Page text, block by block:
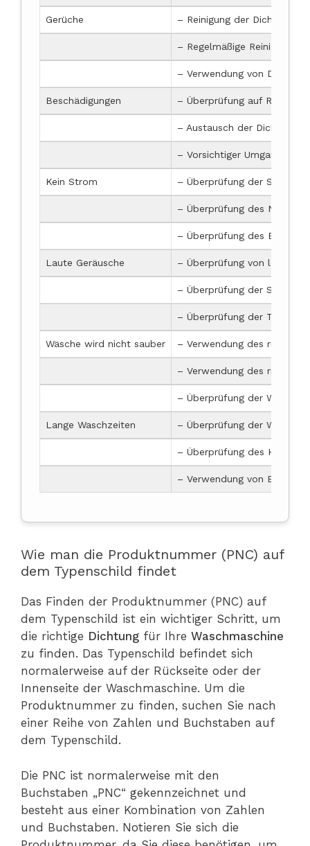
Gerüche – Reinigung der Dichtung
– Regelmäßige Reinigung
– Verwendung von
Beschädigungen – Überprüfung auf Risse,
– Austausch der Dichtung,
– Vorsichtiger Umgang mit
Kein Strom – Überprüfung der
– Überprüfung des
– Überprüfung des
Laute Geräusche – Überprüfung von losen
– Überprüfung der
– Überprüfung der
Wäsche wird nicht sauber – Verwendung des
– Verwendung des
– Überprüfung der
Lange Waschzeiten – Überprüfung der
– Überprüfung des
– Verwendung von
Wie man die Produktnummer (PNC) auf
dem Typenschild findet
Das Finden der Produktnummer (PNC) auf
dem Typenschild ist ein wichtiger Schritt, um
die richtige Dichtung für Ihre Waschmaschine
zu finden. Das Typenschild befindet sich
normalerweise auf der Rückseite oder der
Innenseite der Waschmaschine. Um die
Produktnummer zu finden, suchen Sie nach
einer Reihe von Zahlen und Buchstaben auf
dem Typenschild.
Die PNC ist normalerweise mit den
Buchstaben „PNC“ gekennzeichnet und
besteht aus einer Kombination von Zahlen
und Buchstaben. Notieren Sie sich die